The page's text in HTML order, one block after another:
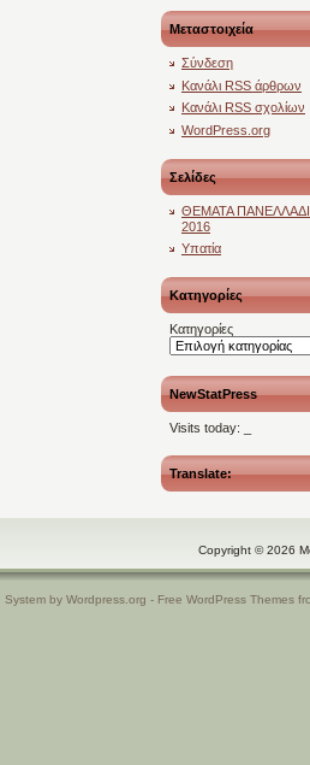
Μεταστοιχεία
Σύνδεση
Κανάλι RSS άρθρων
Κανάλι RSS σχολίων
WordPress.org
Σελίδες
ΘΕΜΑΤΑ
2016
Υπατία
Kατηγορίες
Kατηγορίες
NewStatPress
Visits today:
Translate:
Copyright © 2026
System by Wordpress.org - Free WordPress Themes